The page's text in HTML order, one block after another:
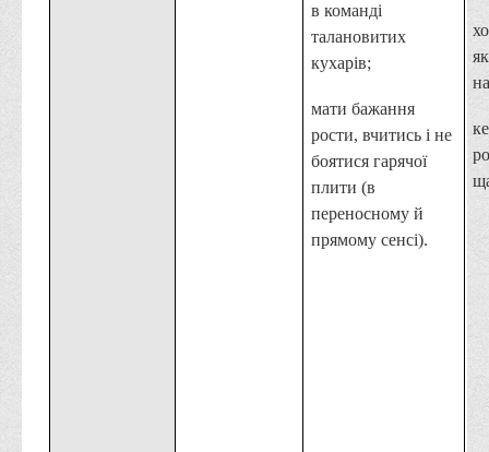
в команді
талановитих
кухарів;
мати бажання
рости, вчитись і не
боятися гарячої
плити (в
переносному й
прямому сенсі).